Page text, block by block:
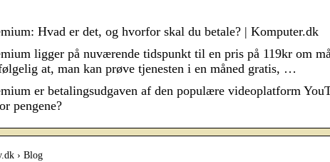
Hvad er det, og hvorfor skal du betale? | Komputer.dk
ligger på nuværende tidspunkt til en pris på 119kr om
at, man kan prøve tjenesten i en måned gratis, …
er betalingsudgaven af den populære videoplatform
pengene?
› Blog